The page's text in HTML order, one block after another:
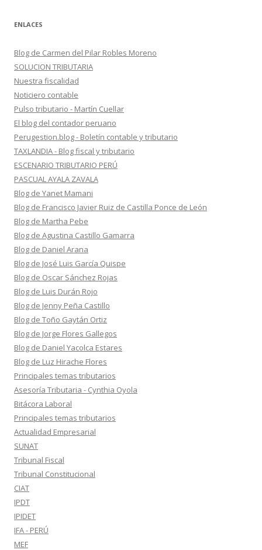
ENLACES
Blog de Carmen del Pilar Robles Moreno
SOLUCION TRIBUTARIA
Nuestra fiscalidad
Noticiero contable
Pulso tributario - Martín Cuellar
El blog del contador peruano
Perugestion.blog - Boletín contable y tributario
TAXLANDIA - Blog fiscal y tributario
ESCENARIO TRIBUTARIO PERÚ
PASCUAL AYALA ZAVALA
Blog de Yanet Mamani
Blog de Francisco Javier Ruiz de Castilla Ponce de León
Blog de Martha Pebe
Blog de Agustina Castillo Gamarra
Blog de Daniel Arana
Blog de José Luis García Quispe
Blog de Oscar Sánchez Rojas
Blog de Luis Durán Rojo
Blog de Jenny Peña Castillo
Blog de Toño Gaytán Ortiz
Blog de Jorge Flores Gallegos
Blog de Daniel Yacolca Estares
Blog de Luz Hirache Flores
Principales temas tributarios
Asesoría Tributaria - Cynthia Oyola
Bitácora Laboral
Principales temas tributarios
Actualidad Empresarial
SUNAT
Tribunal Fiscal
Tribunal Constitucional
CIAT
IPDT
IPIDET
IFA - PERÚ
MEF